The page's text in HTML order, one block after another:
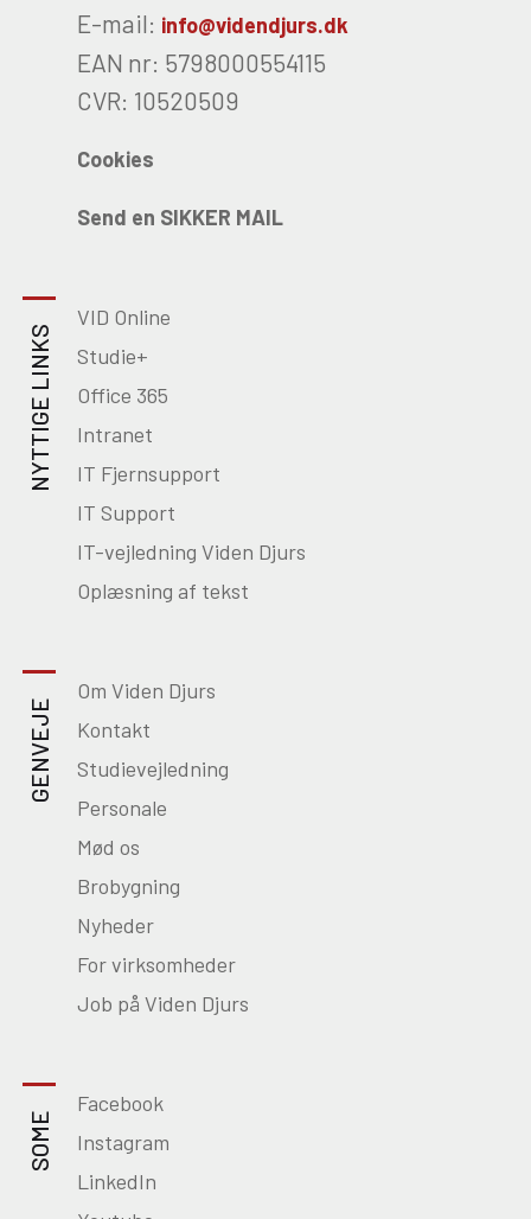
E-mail: info@videndjurs.dk
EAN nr: 5798000554115
CVR: 10520509
Cookies
Send en SIKKER MAIL
NYTTIGE LINKS
VID Online
Studie+
Office 365
Intranet
IT Fjernsupport
IT Support
IT-vejledning Viden Djurs
Oplæsning af tekst
GENVEJE
Om Viden Djurs
Kontakt
Studievejledning
Personale
Mød os
Brobygning
Nyheder
For virksomheder
Job på Viden Djurs
SOME
Facebook
Instagram
LinkedIn